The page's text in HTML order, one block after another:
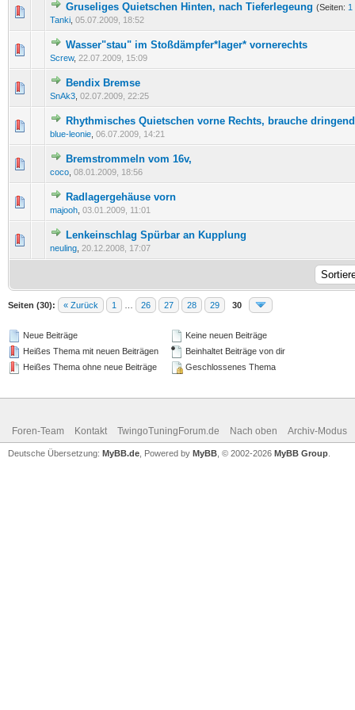
Gruseliges Quietschen Hinten, nach Tieferlegeung (Seiten: 1
Tanki 05.07.2009, 18:52
0 Bewertung(en) - 0 von 5 durchschnittlich
12345
Wasser"stau" im Stoßdämpfer*lager* vornerechts
Screw, 22.07.2009, 15:09
0 Bewertung(en) - 0 von 5 durchschnittlich
12345
Bendix Bremse
SnAk3 02.07.2009, 22:25
0 Bewertung(en) - 0 von 5 durchschnittlich
Rhythmisches Quietschen vorne Rechts, brauche
blue-leonie 06.07.2009, 14:21
0 Bewertung(en) - 0 von 5 durchschnittlich
12345
Bremstrommeln vom 16v,
coco 08.01.2009, 18:56
0 Bewertung(en) - 0 von 5 durchschnittlich
1 2345
Radlagergehäuse vorn
majooh 03.01.2009, 11:01
0 Bewertung(en) - 0 von 5 durchschnittlich
1 23
Lenkeinschlag Spürbar an Kupplung
neuling 20.12.2008, 17:07
0 Bewertung(en) - 0 von 5 durchschnittlich
123 45
Seiten (30): « Zurück 1 26 27 28 29 30
Neue Beiträge
Heißes Thema mit neuen Beiträgen
Heißes Thema ohne neue Beiträge
Keine neuen Beiträge
Beinhaltet Beiträge von dir
Geschlossenes Thema
Foren-Team Kontakt TwingoTuningForum.de Nach oben Archiv-Modus
Deutsche Übersetzung: MyBB.de , Powered by MyBB , © 2002-2026 MyBB Group